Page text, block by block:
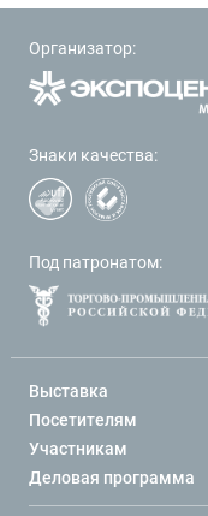
Организатор:
Знаки качества:
Под патронатом:
Выставка
Посетителям
Участникам
Деловая программа